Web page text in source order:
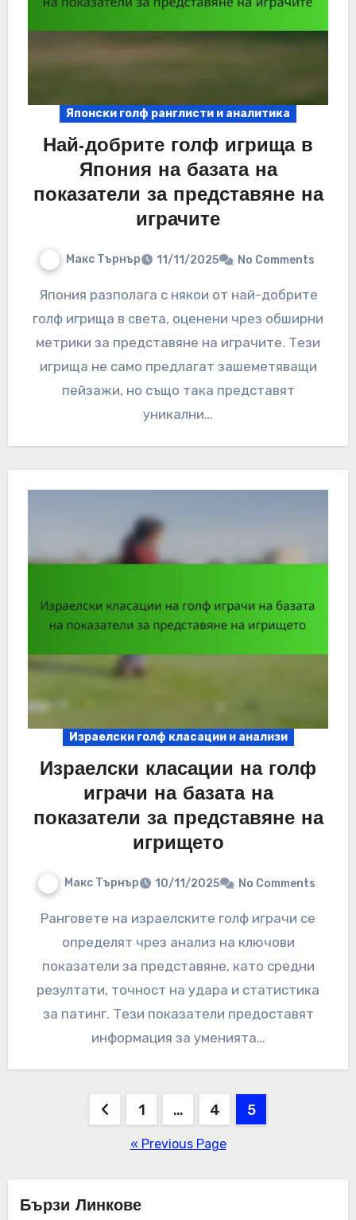
Японски голф ранглисти и аналитика
Най-добрите голф игрища в
Япония на базата на
показатели за представяне на
играчите
Макс Търнър 11/11/2025 No Comments
Япония разполага с някои от най-добрите
голф игрища в света, оценени чрез обширни
метрики за представяне на играчите. Тези
игрища не само предлагат зашеметяващи
пейзажи, но също така представят
уникални…
Израелски голф класации и анализи
Израелски класации на голф
играчи на базата на
показатели за представяне на
игрището
Макс Търнър 10/11/2025 No Comments
Ранговете на израелските голф играчи се
определят чрез анализ на ключови
показатели за представяне, като средни
резултати, точност на удара и статистика
за патинг. Тези показатели предоставят
информация за уменията…
pagination
1 … 4 5
« Previous Page
Бързи Линкове